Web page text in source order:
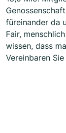
füreinander da
Fair,
wissen, dass
Vereinbaren